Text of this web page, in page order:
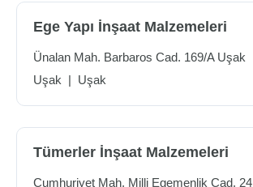
Ege Yapı İnşaat Malzemeleri
Ünalan Mah. Barbaros Cad. 169/A Uşak
Uşak | Uşak
Tümerler İnşaat Malzemeleri
Cumhuriyet Mah. Milli Egemenlik Cad. 24